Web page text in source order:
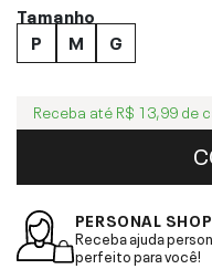
Tamanho
P
M G
Receba até R$ 13,99 de
PERSONAL
Receba ajuda
perfeito para você!